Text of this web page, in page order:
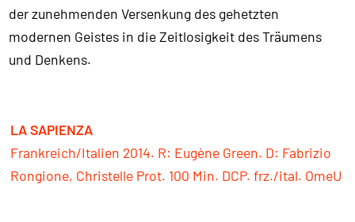
der zunehmenden Versenkung des gehetzten
modernen Geistes in die Zeitlosigkeit des Träumens
und Denkens.
LA SAPIENZA
Frankreich/Italien 2014. R: Eugène Green. D: Fabrizio
Rongione, Christelle Prot. 100 Min. DCP. frz./ital. OmeU